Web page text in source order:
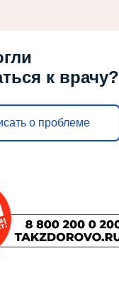
к врачу?
о проблеме